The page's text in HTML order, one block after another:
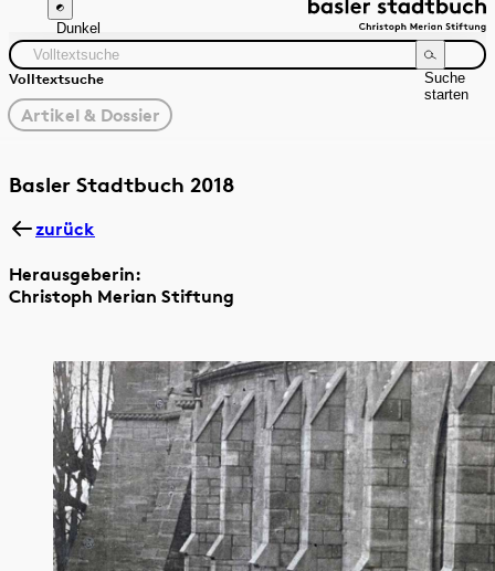
Dunkel
Volltextsuche
Suche
starten
gewählter
Filter
Artikel & Dossier
Zeitraum Autor:in
Basler Stadtbuch 2018
zurück
Herausgeberin:
Christoph Merian Stiftung